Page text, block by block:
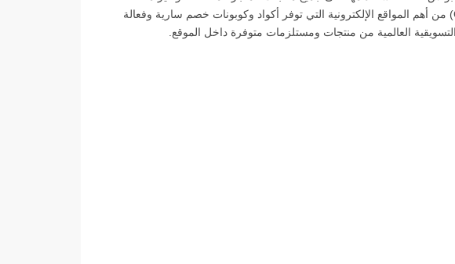
حيث يعد موقع كوبون والى (Coupon Waly) من أهم المواقع الإلكترونية التي توفر أكواد وكوبونات خصم سارية وفعالة
العالمية من منتجات ومستلزمات متوفرة داخل الموقع.